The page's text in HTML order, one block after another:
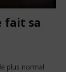
fait sa
plus normal